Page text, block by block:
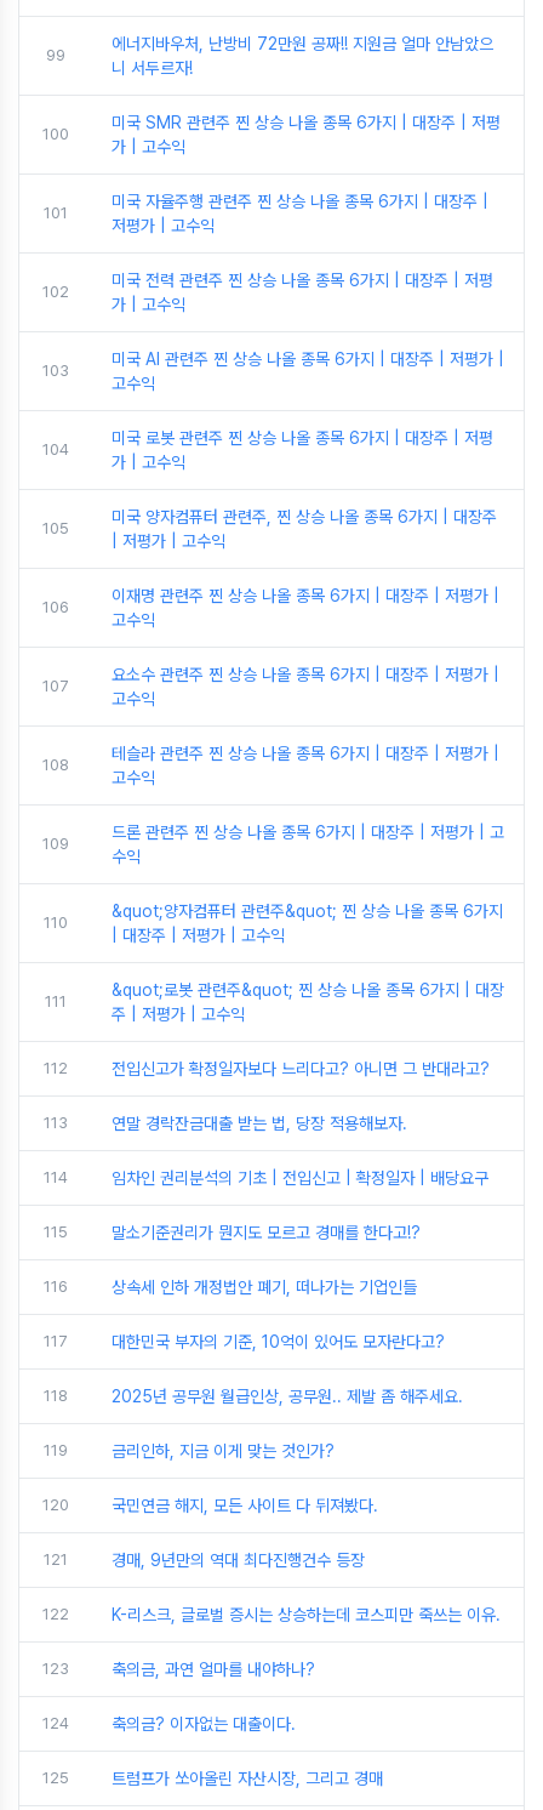
99
에너지바우처, 난방비 72만원 공짜!! 지원금 얼마 안남았으
니 서두르자!
100
미국 SMR 관련주 찐 상승 나올 종목 6가지 | 대장주 | 저평
가 | 고수익
101
미국 자율주행 관련주 찐 상승 나올 종목 6가지 | 대장주 |
저평가 | 고수익
102
미국 전력 관련주 찐 상승 나올 종목 6가지 | 대장주 | 저평
가 | 고수익
103
미국 AI 관련주 찐 상승 나올 종목 6가지 | 대장주 | 저평가 |
고수익
104
미국 로봇 관련주 찐 상승 나올 종목 6가지 | 대장주 | 저평
가 | 고수익
105
미국 양자컴퓨터 관련주, 찐 상승 나올 종목 6가지 | 대장주
| 저평가 | 고수익
106
이재명 관련주 찐 상승 나올 종목 6가지 | 대장주 | 저평가 |
고수익
107
요소수 관련주 찐 상승 나올 종목 6가지 | 대장주 | 저평가 |
고수익
108
테슬라 관련주 찐 상승 나올 종목 6가지 | 대장주 | 저평가 |
고수익
109
드론 관련주 찐 상승 나올 종목 6가지 | 대장주 | 저평가 | 고
수익
110
&quot;양자컴퓨터 관련주&quot; 찐 상승 나올 종목 6가지
| 대장주 | 저평가 | 고수익
111
&quot;로봇 관련주&quot; 찐 상승 나올 종목 6가지 | 대장
주 | 저평가 | 고수익
112 전입신고가 확정일자보다 느리다고? 아니면 그 반대라고?
113 연말 경락잔금대출 받는 법, 당장 적용해보자.
114 임차인 권리분석의 기초 | 전입신고 | 확정일자 | 배당요구
115 말소기준권리가 뭔지도 모르고 경매를 한다고!?
116 상속세 인하 개정법안 폐기, 떠나가는 기업인들
117 대한민국 부자의 기준, 10억이 있어도 모자란다고?
118 2025년 공무원 월급인상, 공무원.. 제발 좀 해주세요.
119 금리인하, 지금 이게 맞는 것인가?
120 국민연금 해지, 모든 사이트 다 뒤져봤다.
121 경매, 9년만의 역대 최다진행건수 등장
122 K-리스크, 글로벌 증시는 상승하는데 코스피만 죽쓰는 이유.
123 축의금, 과연 얼마를 내야하나?
124 축의금? 이자없는 대출이다.
125 트럼프가 쏘아올린 자산시장, 그리고 경매